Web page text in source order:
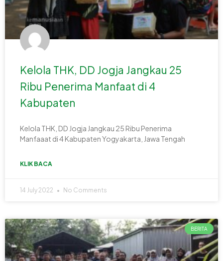
Kelola THK, DD Jogja Jangkau 25
Ribu Penerima Manfaat di 4
Kabupaten
Kelola THK, DD Jogja Jangkau 25 Ribu Penerima
Manfaaat di 4 Kabupaten Yogyakarta, Jawa Tengah
KLIK BACA
14 July 2022 No Comments
BERITA